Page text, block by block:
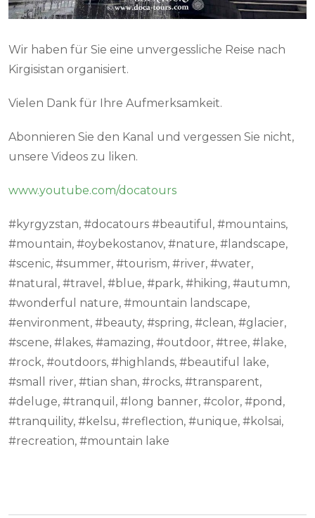
Wir haben für Sie eine unvergessliche Reise nach
Kirgisistan organisiert.
Vielen Dank für Ihre Aufmerksamkeit.
Abonnieren Sie den Kanal und vergessen Sie nicht,
unsere Videos zu liken.
www.youtube.com/docatours
#kyrgyzstan, #docatours #beautiful, #mountains,
#mountain, #oybekostanov, #nature, #landscape,
#scenic, #summer, #tourism, #river, #water,
#natural, #travel, #blue, #park, #hiking, #autumn,
#wonderful nature, #mountain landscape,
#environment, #beauty, #spring, #clean, #glacier,
#scene, #lakes, #amazing, #outdoor, #tree, #lake,
#rock, #outdoors, #highlands, #beautiful lake,
#small river, #tian shan, #rocks, #transparent,
#deluge, #tranquil, #long banner, #color, #pond,
#tranquility, #kelsu, #reflection, #unique, #kolsai,
#recreation, #mountain lake